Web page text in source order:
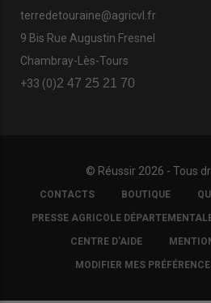
terredetouraine@agricvl.fr
9 Bis Rue Augustin Fresnel
Chambray-Lès-Tours
+33 (0)2 47 25 21 70
© Réussir 2026 - Tous
FOOTER
COPYRIGHT
CONTACTS BOUTIQUE
PRESSE AGRICOLE
CENTRE D'AIDE
MODIFIER MES